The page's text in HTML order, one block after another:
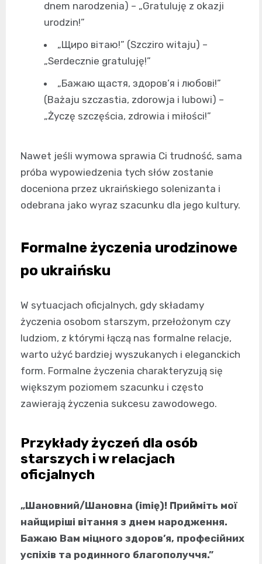
dnem narodzenia) – „Gratuluję z okazji
urodzin!”
„Щиро вітаю!” (Szcziro witaju) –
„Serdecznie gratuluję!”
„Бажаю щастя, здоров’я і любові!”
(Bażaju szczastia, zdorowja i lubowi) –
„Życzę szczęścia, zdrowia i miłości!”
Nawet jeśli wymowa sprawia Ci trudność, sama
próba wypowiedzenia tych słów zostanie
doceniona przez ukraińskiego solenizanta i
odebrana jako wyraz szacunku dla jego kultury.
Formalne życzenia urodzinowe
po ukraińsku
W sytuacjach oficjalnych, gdy składamy
życzenia osobom starszym, przełożonym czy
ludziom, z którymi łączą nas formalne relacje,
warto użyć bardziej wyszukanych i eleganckich
form. Formalne życzenia charakteryzują się
większym poziomem szacunku i często
zawierają życzenia sukcesu zawodowego.
Przykłady życzeń dla osób
starszych i w relacjach
oficjalnych
„Шановний/Шановна (imię)! Прийміть мої
найщиріші вітання з днем народження.
Бажаю Вам міцного здоров’я, професійних
успіхів та родинного благополуччя.”